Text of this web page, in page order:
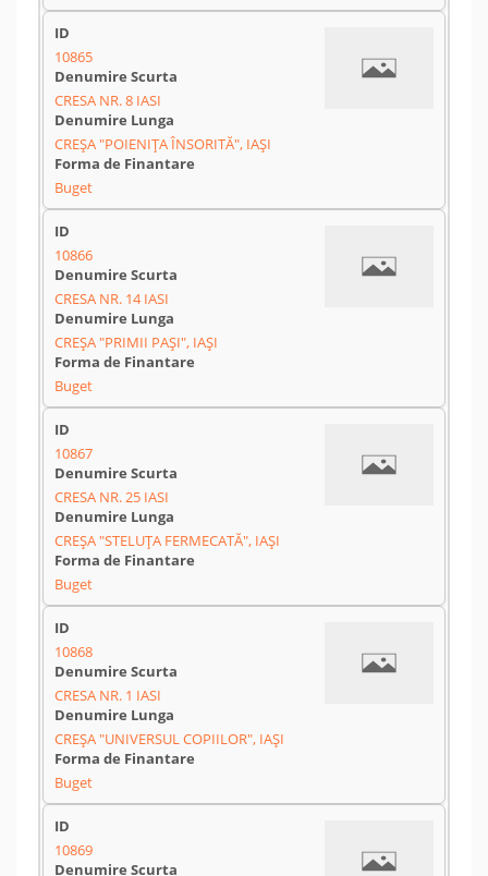
10865
CRESA NR. 8 IASI
CREȘA "POIENIȚA ÎNSORITĂ", IAȘI
Buget
10866
CRESA NR. 14 IASI
CREȘA "PRIMII PAȘI", IAȘI
Buget
10867
CRESA NR. 25 IASI
CREȘA "STELUȚA FERMECATĂ", IAȘI
Buget
10868
CRESA NR. 1 IASI
CREȘA "UNIVERSUL COPIILOR", IAȘI
Buget
10869